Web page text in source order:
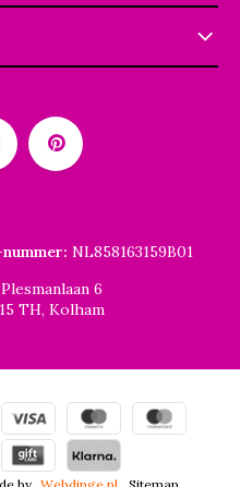
6
TH, Kolham
NL858163159B01